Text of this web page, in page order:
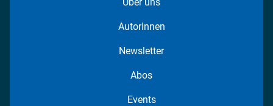
AutorInnen
Newsletter
Abos
Events